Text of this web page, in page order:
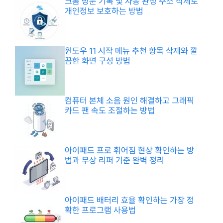
개인정보 보호하는 방법
윈도우 11 시작 메뉴 추천 항목 삭제와 깔
끔한 화면 구성 방법
컴퓨터 본체 소음 원인 해결하고 그래픽
카드 팬 속도 조절하는 방법
아이패드 프로 휘어짐 현상 확인하는 방
법과 무상 리퍼 기준 완벽 정리
아이패드 배터리 효율 확인하는 가장 정
확한 프로그램 사용법